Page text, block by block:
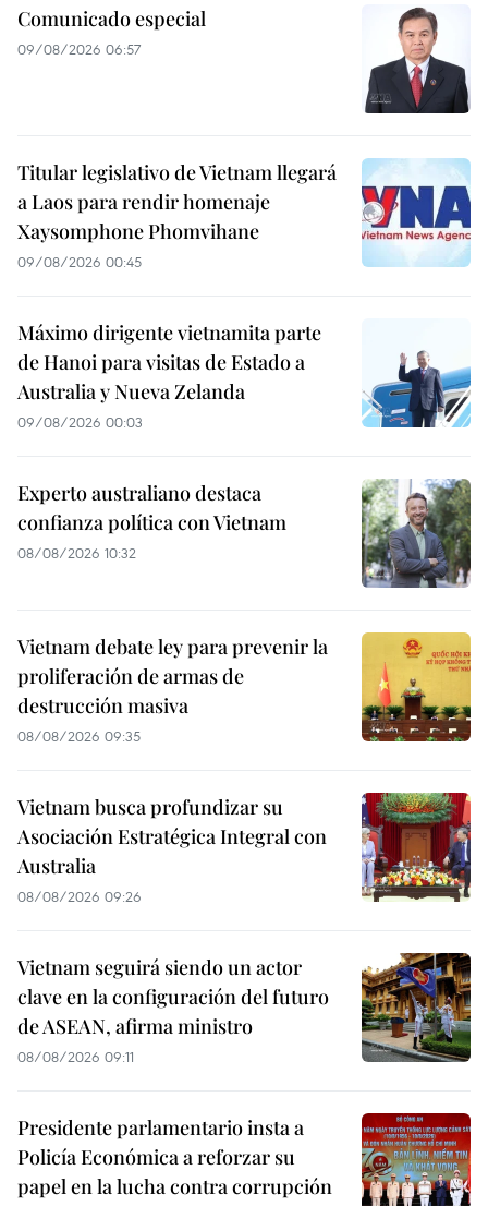
Comunicado especial
09/08/2026 06:57
Titular legislativo de Vietnam llegará
a Laos para rendir homenaje
Xaysomphone Phomvihane
09/08/2026 00:45
Máximo dirigente vietnamita parte
de Hanoi para visitas de Estado a
Australia y Nueva Zelanda
09/08/2026 00:03
Experto australiano destaca
confianza política con Vietnam
08/08/2026 10:32
Vietnam debate ley para prevenir la
proliferación de armas de
destrucción masiva
08/08/2026 09:35
Vietnam busca profundizar su
Asociación Estratégica Integral con
Australia
08/08/2026 09:26
Vietnam seguirá siendo un actor
clave en la configuración del futuro
de ASEAN, afirma ministro
08/08/2026 09:11
Presidente parlamentario insta a
Policía Económica a reforzar su
papel en la lucha contra corrupción